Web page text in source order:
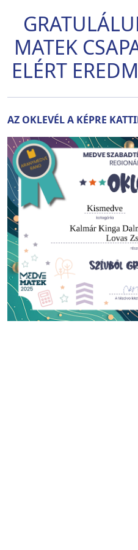
MATEK
ELÉRT
AZ OKLEVÉL A KÉPRE